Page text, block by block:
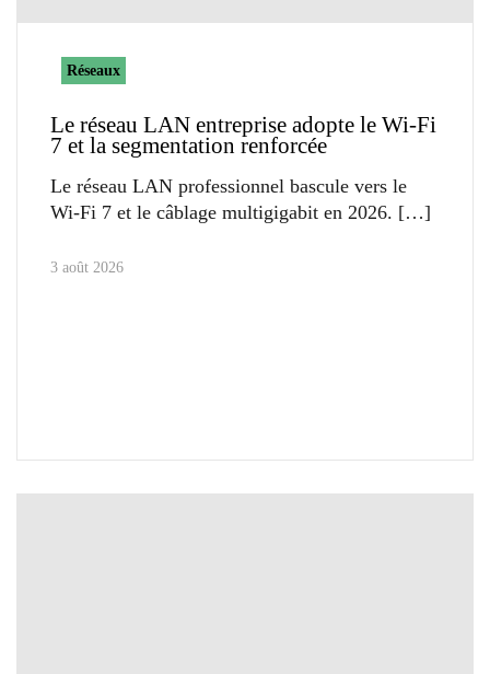
Réseaux
Le réseau LAN entreprise adopte le Wi-Fi
7 et la segmentation renforcée
Le réseau LAN professionnel bascule vers le
Wi-Fi 7 et le câblage multigigabit en 2026.
3 août 2026